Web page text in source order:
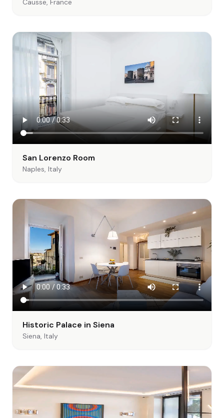
Causse, France
San Lorenzo Room
Naples, Italy
Historic Palace in Siena
Siena, Italy